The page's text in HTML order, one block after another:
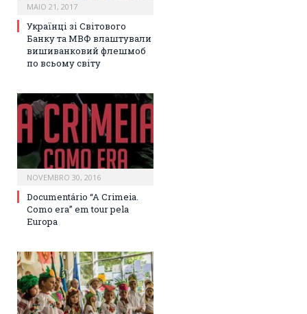
MAIO 21, 2017
Українці зі Світового
Банку та МВФ влаштували
вишиванковий флешмоб
по всьому світу
NOVEMBRO 30, 2016
Documentário “A Crimeia.
Como era” em tour pela
Europa